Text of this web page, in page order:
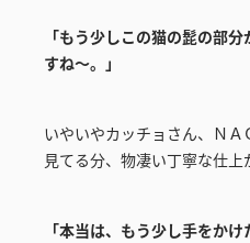
「もう少しこの猫の髭の部
すね～。」
いやいやカッチョさん、Ｎ
見てる分、物凄い丁寧な仕
「本当は、もう少し手をか